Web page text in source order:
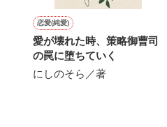
リストにてまとめてあります☆
恋愛(純愛)
愛が壊れた時、策略御曹司
の罠に堕ちていく
にしのそら／著